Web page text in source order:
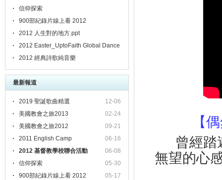
信仰探索
900部紀錄片線上看 2012
2012 人生對的地方.ppt
2012 Easter_UptoFaith Global Dance
2012 經典詩歌純音樂
最新報道
12-06
2019 聖誕歌曲精選
02-24
美國教會之旅2013
09-21
美國教會之旅2012
06-16
2011 English Camp
06-08
2012 基督教學校聯合活動
05-30
信仰探索
05-17
900部紀錄片線上看 2012
【
曾經踏
無望的心